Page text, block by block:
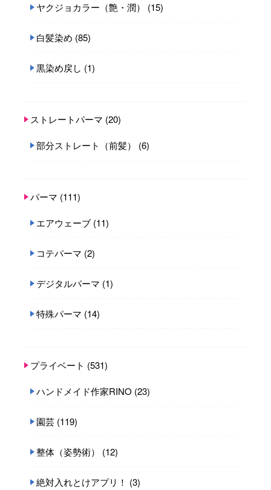
ヤクジョカラー（艶・潤） (15)
白髪染め (85)
黒染め戻し (1)
ストレートパーマ (20)
部分ストレート（前髪） (6)
パーマ (111)
エアウェーブ (11)
コテパーマ (2)
デジタルパーマ (1)
特殊パーマ (14)
プライベート (531)
ハンドメイド作家RINO (23)
園芸 (119)
整体（姿勢術） (12)
絶対入れとけアプリ！ (3)